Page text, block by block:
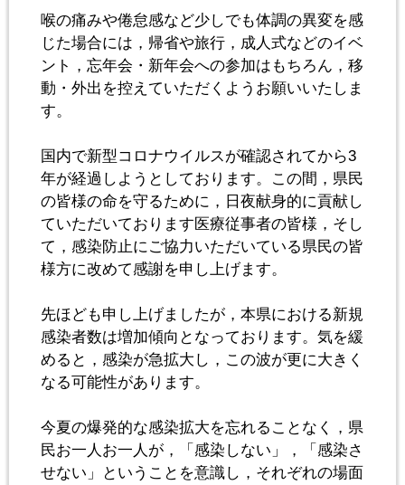
喉の痛みや倦怠感など少しでも体調の異変を感
じた場合には，帰省や旅行，成人式などのイベ
ント，忘年会・新年会への参加はもちろん，移
動・外出を控えていただくようお願いいたしま
す。
国内で新型コロナウイルスが確認されてから3
年が経過しようとしております。この間，県民
の皆様の命を守るために，日夜献身的に貢献し
ていただいております医療従事者の皆様，そし
て，感染防止にご協力いただいている県民の皆
様方に改めて感謝を申し上げます。
先ほども申し上げましたが，本県における新規
感染者数は増加傾向となっております。気を緩
めると，感染が急拡大し，この波が更に大きく
なる可能性があります。
今夏の爆発的な感染拡大を忘れることなく，県
民お一人お一人が，「感染しない」，「感染さ
せない」ということを意識し，それぞれの場面